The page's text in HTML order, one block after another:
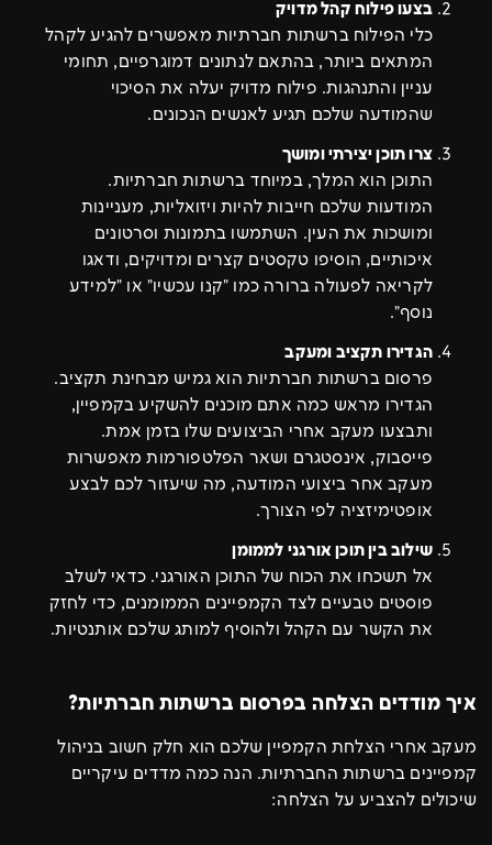
בצעו פילוח קהל מדויק
כלי הפילוח ברשתות חברתיות מאפשרים להגיע לקהל
המתאים ביותר, בהתאם לנתונים דמוגרפיים, תחומי
עניין והתנהגות. פילוח מדויק יעלה את הסיכוי
שהמודעה שלכם תגיע לאנשים הנכונים.
צרו תוכן יצירתי ומושך
התוכן הוא המלך, במיוחד ברשתות חברתיות.
המודעות שלכם חייבות להיות ויזואליות, מעניינות
ומושכות את העין. השתמשו בתמונות וסרטונים
איכותיים, הוסיפו טקסטים קצרים ומדויקים, ודאגו
לקריאה לפעולה ברורה כמו "קנו עכשיו" או "למידע
נוסף".
הגדירו תקציב ומעקב
פרסום ברשתות חברתיות הוא גמיש מבחינת תקציב.
הגדירו מראש כמה אתם מוכנים להשקיע בקמפיין,
ותבצעו מעקב אחרי הביצועים שלו בזמן אמת.
פייסבוק, אינסטגרם ושאר הפלטפורמות מאפשרות
מעקב אחר ביצועי המודעה, מה שיעזור לכם לבצע
אופטימיזציה לפי הצורך.
שילוב בין תוכן אורגני לממומן
אל תשכחו את הכוח של התוכן האורגני. כדאי לשלב
פוסטים טבעיים לצד הקמפיינים הממומנים, כדי לחזק
את הקשר עם הקהל ולהוסיף למותג שלכם אותנטיות.
איך מודדים הצלחה בפרסום ברשתות חברתיות?
מעקב אחרי הצלחת הקמפיין שלכם הוא חלק חשוב בניהול
קמפיינים ברשתות החברתיות. הנה כמה מדדים עיקריים
שיכולים להצביע על הצלחה: